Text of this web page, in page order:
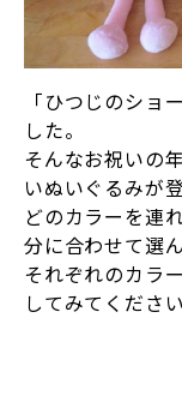
「ひつじのショ
した。
そんなお祝いの
いぬいぐるみが
どのカラーを連
分に合わせて選
それぞれのカラ
してみてください